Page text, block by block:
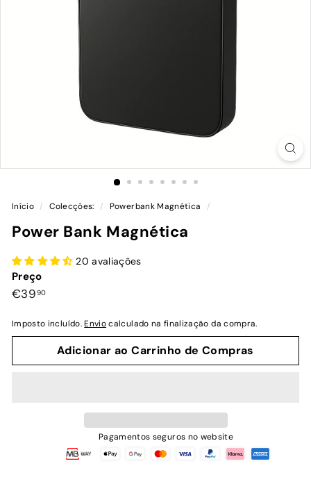
Início / Colecções: / Powerbank Magnética /
Power Bank Magnética
20 avaliações
Preço
Preço
€3990€39,90
Imposto incluído.Enviocalculado na finalização da compra.
Adicionar ao Carrinho de Compras
Pagamentos seguros no website